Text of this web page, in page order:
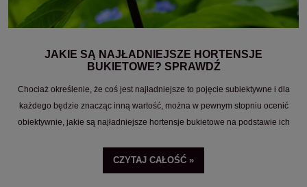
JAKIE SĄ NAJŁADNIEJSZE HORTENSJE
BUKIETOWE? SPRAWDŹ
Chociaż określenie, że coś jest najładniejsze to pojęcie subiektywne i dla
każdego będzie znacząc inną wartość, można w pewnym stopniu ocenić
obiektywnie, jakie są najładniejsze hortensje bukietowe na podstawie ich
CZYTAJ CAŁOŚĆ »